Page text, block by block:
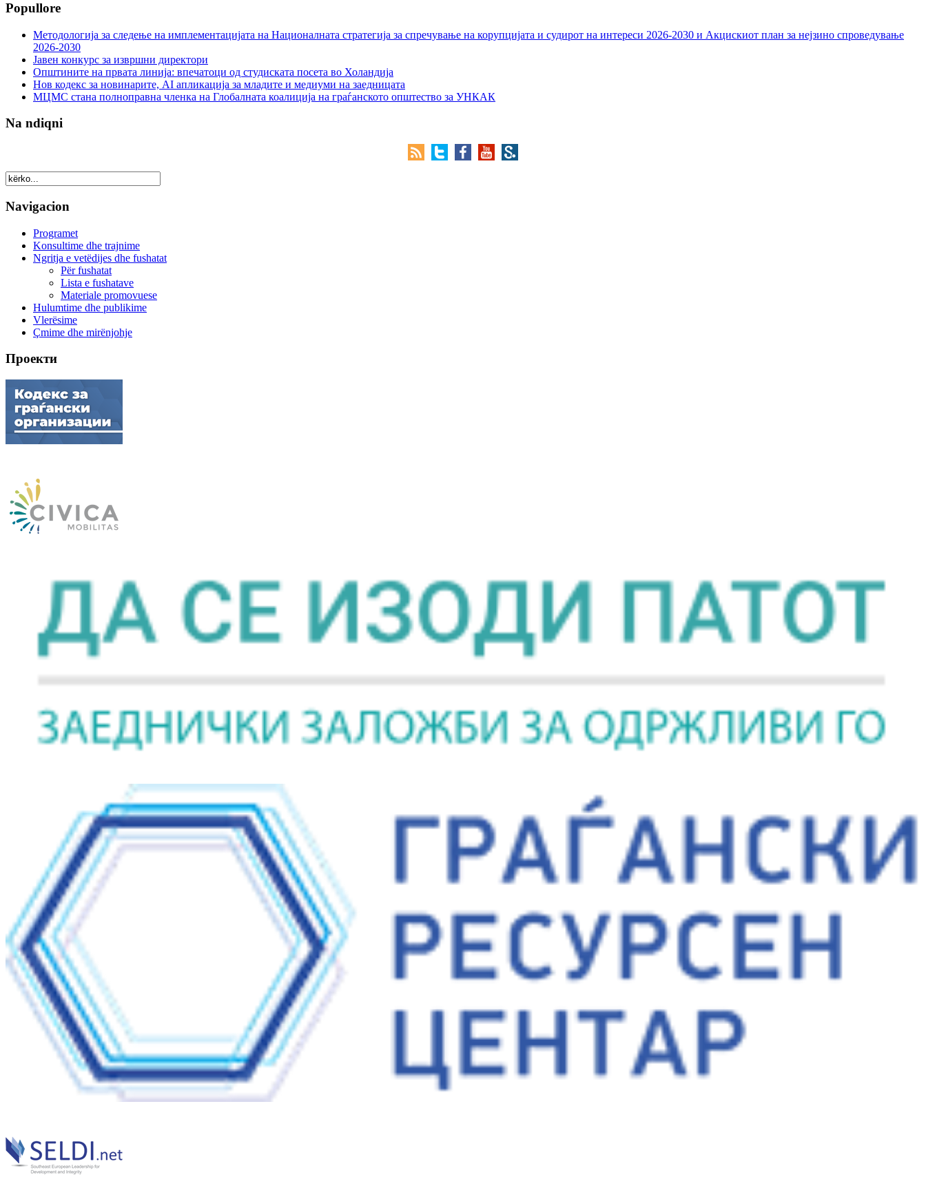
Popullore
Методологија за следење на имплементацијата на Националната стратегија за спречување на корупцијата и судирот на интереси 2026-2030 и Акцискиот план за нејзино спроведување
2026-2030
Јавен конкурс за извршни директори
Општините на првата линија: впечатоци од студиската посета во Холандија
Нов кодекс за новинарите, AI апликација за младите и медиуми на заедницата
МЦМС стана полноправна членка на Глобалната коалиција на граѓанското општество за УНКАК
Na ndiqni
Navigacion
Programet
Konsultime dhe trajnime
Ngritja e vetëdijes dhe fushatat
Për fushatat
Lista e fushatave
Materiale promovuese
Hulumtime dhe publikime
Vlerësime
Çmime dhe mirënjohje
Проекти